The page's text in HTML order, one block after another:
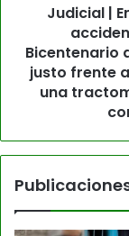
Judicial |
Bicentenario
justo frente
una